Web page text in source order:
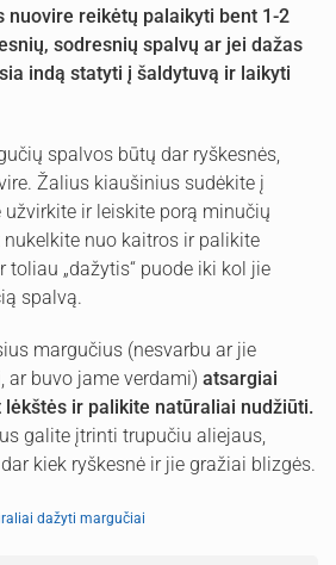
nuovire reikėtų palaikyti bent 1-2
sodresnių spalvų ar jei dažas
indą statyti į šaldytuvą ir laikyti
spalvos būtų dar ryškesnės,
Žalius kiaušinius sudėkite į
ir leiskite porą minučių
nuo kaitros ir palikite
„dažytis“ puode iki kol jie
spalvą.
margučius (nesvarbu ar jie
ar buvo jame verdami) atsargiai
ir palikite natūraliai nudžiūti.
galite įtrinti trupučiu aliejaus,
kiek ryškesnė ir jie gražiai blizgės.
dažyti margučiai